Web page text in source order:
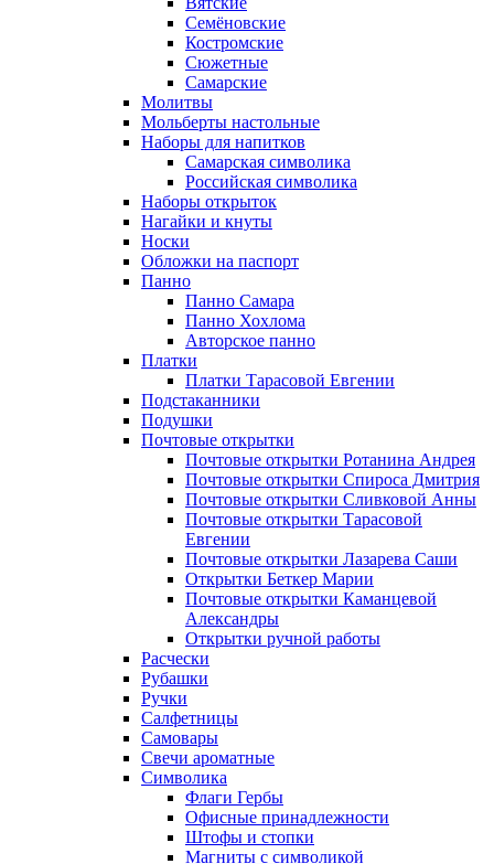
Семёновские
Костромские
Сюжетные
Самарские
Молитвы
Мольберты настольные
Наборы для напитков
Самарская символика
Российская символика
Наборы открыток
Нагайки и кнуты
Носки
Обложки на паспорт
Панно
Панно Самара
Панно Хохлома
Авторское панно
Платки
Платки Тарасовой Евгении
Подстаканники
Подушки
Почтовые открытки
Почтовые открытки Ротанина Андрея
Почтовые открытки Спироса Дмитрия
Почтовые открытки Сливковой Анны
Почтовые открытки Тарасовой
Евгении
Почтовые открытки Лазарева Саши
Открытки Беткер Марии
Почтовые открытки Каманцевой
Александры
Открытки ручной работы
Расчески
Рубашки
Ручки
Салфетницы
Самовары
Свечи ароматные
Символика
Флаги Гербы
Офисные принадлежности
Штофы и стопки
Магниты с символикой